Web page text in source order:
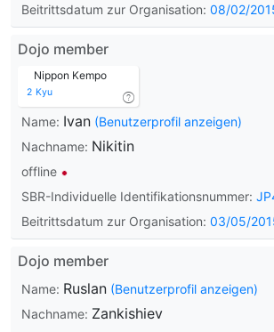
Beitrittsdatum zur Organisation: 08/02/
Dojo member
Nippon Kempo
2 Kyu
Name: Ivan (Benutzerprofil anzeigen)
Nachname: Nikitin
offline
SBR-Individuelle Identifikationsnummer:
Beitrittsdatum zur Organisation: 03/05/
Dojo member
Name: Ruslan (Benutzerprofil anzeigen)
Nachname: Zankishiev